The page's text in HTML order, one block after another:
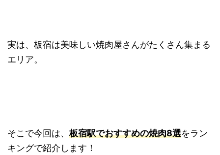
実は、板宿は美味しい焼肉屋さんがたくさん集まる
エリア。
そこで今回は、板宿駅でおすすめの焼肉8選をラン
キングで紹介します！